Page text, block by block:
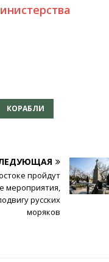
КОРАБЛИ
пройдут
мероприятия,
русских
моряков